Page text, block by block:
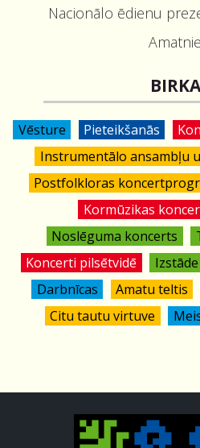
Nacionālo ēdienu
Vēsture Pieteikšanās
Instrumentālo ansambļu
Postfolkloras
Kormūzikas
Noslēguma koncerts
Koncerti pilsētvidē
Izstāde
Darbnīcas
Amatu teltis
Citu tautu virtuve